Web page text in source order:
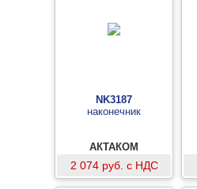
NK3187
наконечник
АКТАКОМ
2 074 руб. с НДС